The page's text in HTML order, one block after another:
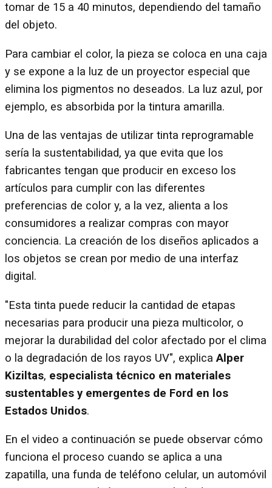
tomar de 15 a 40 minutos, dependiendo del tamaño
del objeto.
Para cambiar el color, la pieza se coloca en una caja
y se expone a la luz de un proyector especial que
elimina los pigmentos no deseados. La luz azul, por
ejemplo, es absorbida por la tintura amarilla.
Una de las ventajas de utilizar tinta reprogramable
sería la sustentabilidad, ya que evita que los
fabricantes tengan que producir en exceso los
artículos para cumplir con las diferentes
preferencias de color y, a la vez, alienta a los
consumidores a realizar compras con mayor
conciencia. La creación de los diseños aplicados a
los objetos se crean por medio de una interfaz
digital.
"Esta tinta puede reducir la cantidad de etapas
necesarias para producir una pieza multicolor, o
mejorar la durabilidad del color afectado por el clima
o la degradación de los rayos UV", explicaAlper
Kiziltas, especialista técnico en materiales
sustentables y emergentes de Ford en los
Estados Unidos.
En el video a continuación se puede observar cómo
funciona el proceso cuando se aplica a una
zapatilla, una funda de teléfono celular, un automóvil